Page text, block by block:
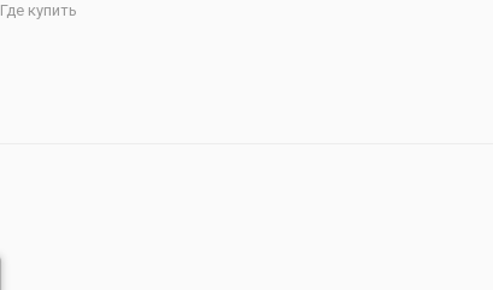
Где купить